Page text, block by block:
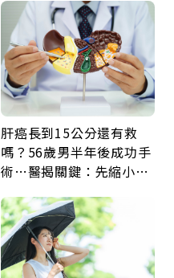
肝癌長到15公分還有救
嗎？56歲男半年後成功手
術…醫揭關鍵：先縮小腫